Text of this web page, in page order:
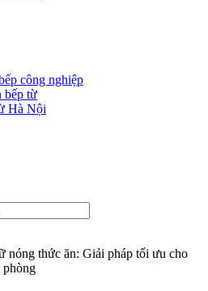
công nghiệp
bếp từ
Hà Nội
nóng thức ăn: Giải pháp tối ưu cho
phòng